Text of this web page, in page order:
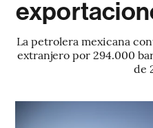
La petrolera mexicana
extranjero por 294.000
de